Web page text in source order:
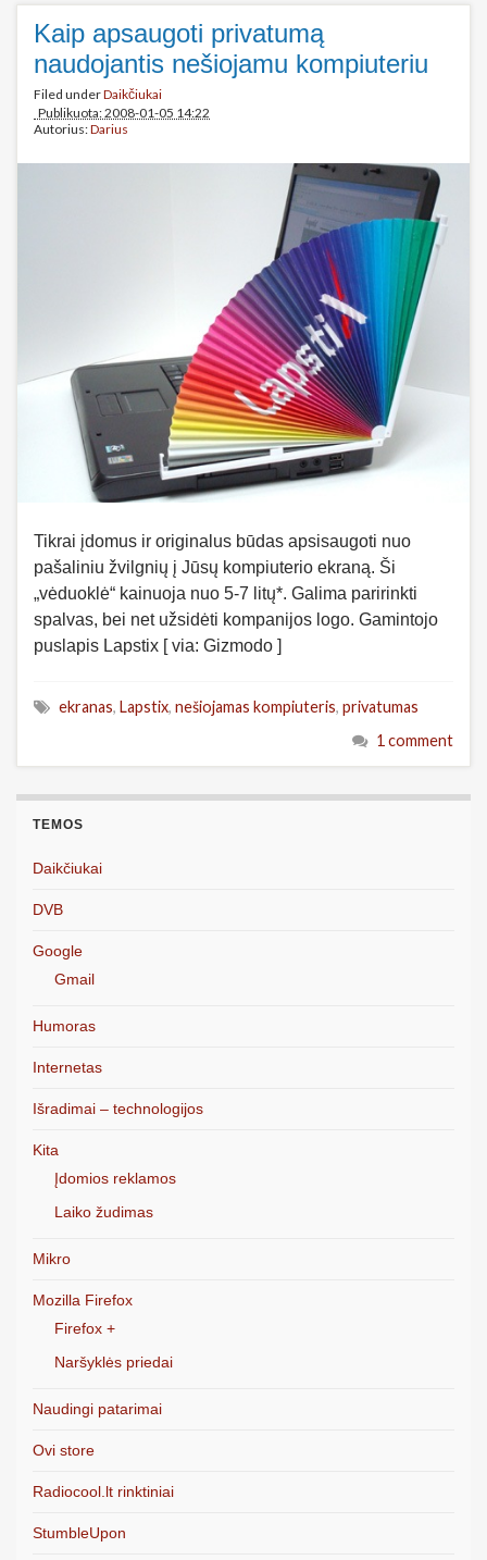
Kaip apsaugoti privatumą
naudojantis nešiojamu kompiuteriu
Filed underDaikčiukai
Publikuota: 2008-01-05 14:22
Autorius:Darius
Tikrai įdomus ir originalus būdas apsisaugoti nuo
pašaliniu žvilgnių į Jūsų kompiuterio ekraną. Ši
„vėduoklė“ kainuoja nuo 5-7 litų*. Galima paririnkti
spalvas, bei net užsidėti kompanijos logo. Gamintojo
puslapis Lapstix [ via: Gizmodo ]
ekranas, Lapstix, nešiojamas kompiuteris, privatumas
1 comment
TEMOS
Daikčiukai
DVB
Google
Gmail
Humoras
Internetas
Išradimai – technologijos
Kita
Įdomios reklamos
Laiko žudimas
Mikro
Mozilla Firefox
Firefox +
Naršyklės priedai
Naudingi patarimai
Ovi store
Radiocool.lt rinktiniai
StumbleUpon